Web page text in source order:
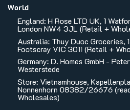
World
England: H Rose LTD UK, 1
London NW4 3JL (Retail +
Australia: Thuy Duoc Groceries,
Footscray VIC 3011 (Retail +
Germany: D. Homes GmbH -
Westerstede
Store: Vietnamhouse,
Nonnenhorn 08382/26676
Wholesales)